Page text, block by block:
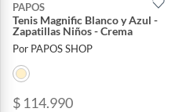
PAPOS
Tenis Magnific Blanco y Azul -
Zapatillas Niños - Crema
Por PAPOS SHOP
$ 114.990